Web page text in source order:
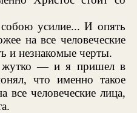
усилие... И опять
на все человеческие
и незнакомые черты.
жутко — и я пришел в
что именно такое
человеческие лица,